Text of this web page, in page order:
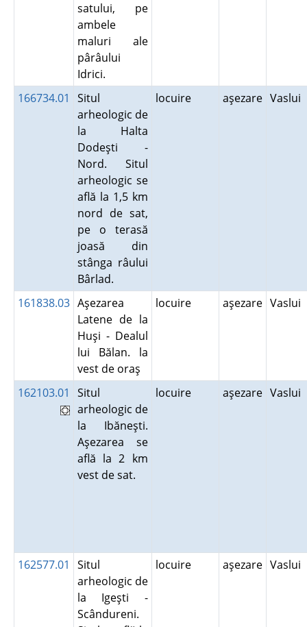
satului, pe
ambele
maluri ale
pârâului
Idrici.
166734.01
Situl
arheologic de
la Halta
Dodeşti -
Nord. Situl
arheologic se
află la 1,5 km
nord de sat,
pe o terasă
joasă din
stânga râului
Bârlad.
locuire aşezare Vaslui
161838.03 Aşezarea
Latene de la
Huşi - Dealul
lui Bălan. la
vest de oraş
locuire aşezare Vaslui
162103.01
Situl
arheologic de
la Ibăneşti.
Aşezarea se
află la 2 km
vest de sat.
locuire aşezare Vaslui
162577.01
Situl
arheologic de
la Igeşti -
Scândureni.
locuire aşezare Vaslui